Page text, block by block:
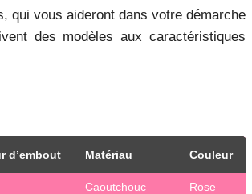
qui vous aideront dans votre démarche
des modèles aux caractéristiques
d’embout Matériau Couleur
Caoutchouc Rose